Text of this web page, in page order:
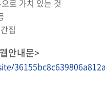
로 가치 있는 것
집
안내문>